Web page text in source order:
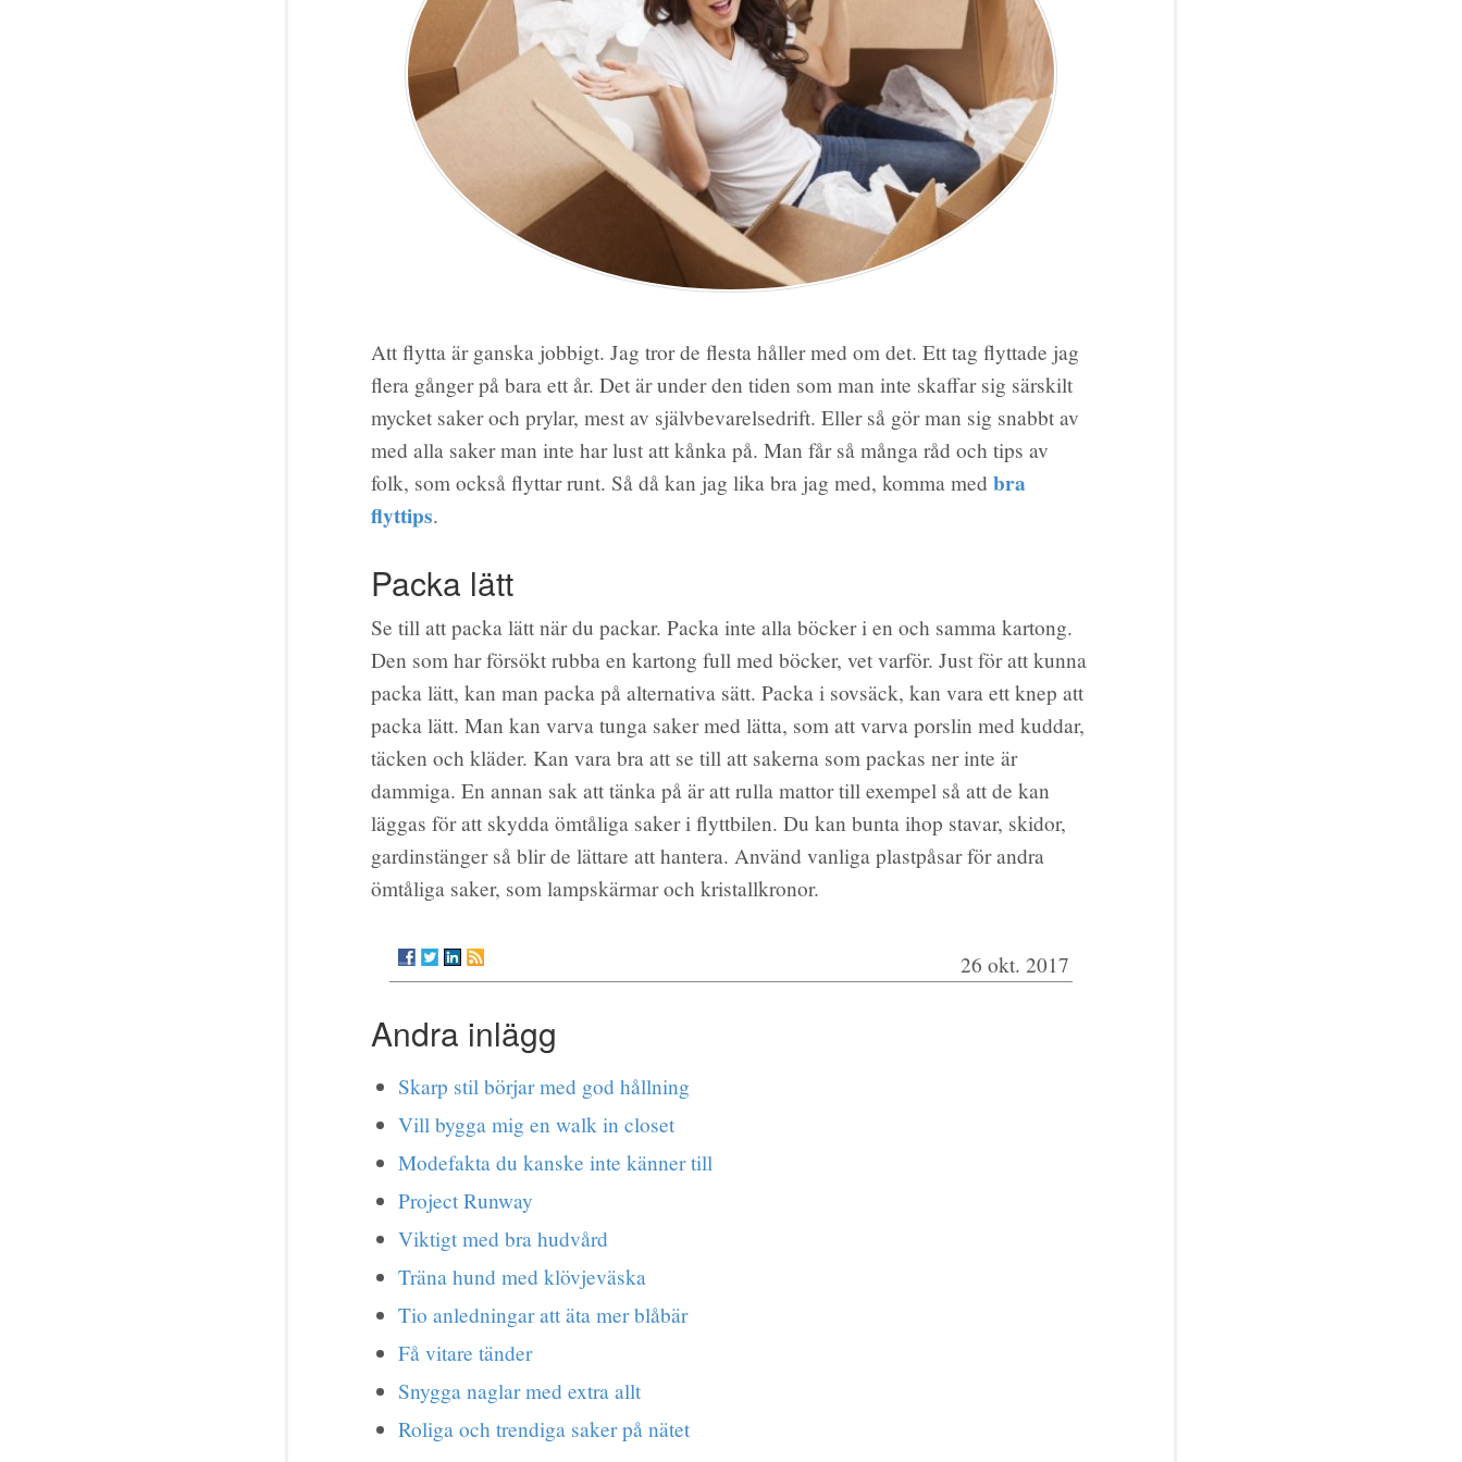
Att flytta är ganska jobbigt. Jag tror de flesta håller med om det. Ett tag flyttade jag
flera gånger på bara ett år. Det är under den tiden som man inte skaffar sig särskilt
mycket saker och prylar, mest av självbevarelsedrift. Eller så gör man sig snabbt av
med alla saker man inte har lust att kånka på. Man får så många råd och tips av
folk, som också flyttar runt. Så då kan jag lika bra jag med, komma medbra
flyttips.
Packa lätt
Se till att packa lätt när du packar. Packa inte alla böcker i en och samma kartong.
Den som har försökt rubba en kartong full med böcker, vet varför. Just för att kunna
packa lätt, kan man packa på alternativa sätt. Packa i sovsäck, kan vara ett knep att
packa lätt. Man kan varva tunga saker med lätta, som att varva porslin med kuddar,
täcken och kläder. Kan vara bra att se till att sakerna som packas ner inte är
dammiga. En annan sak att tänka på är att rulla mattor till exempel så att de kan
läggas för att skydda ömtåliga saker i flyttbilen. Du kan bunta ihop stavar, skidor,
gardinstänger så blir de lättare att hantera. Använd vanliga plastpåsar för andra
ömtåliga saker, som lampskärmar och kristallkronor.
26 okt. 2017
Andra inlägg
Skarp stil börjar med god hållning
Vill bygga mig en walk in closet
Modefakta du kanske inte känner till
Project Runway
Viktigt med bra hudvård
Träna hund med klövjeväska
Tio anledningar att äta mer blåbär
Få vitare tänder
Snygga naglar med extra allt
Roliga och trendiga saker på nätet